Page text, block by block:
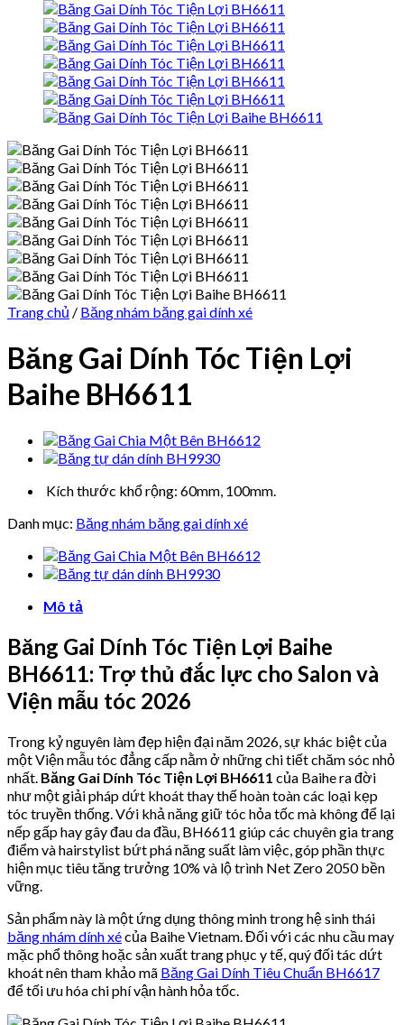
Trang chủ / Băng nhám băng gai dính xé
Băng Gai Dính Tóc Tiện Lợi
Baihe BH6611
Kích thước khổ rộng: 60mm, 100mm.
Danh mục: Băng nhám băng gai dính xé
Mô tả
Băng Gai Dính Tóc Tiện Lợi Baihe
BH6611: Trợ thủ đắc lực cho Salon và
Viện mẫu tóc 2026
Trong kỷ nguyên làm đẹp hiện đại năm 2026, sự khác biệt của
một Viện mẫu tóc đẳng cấp nằm ở những chi tiết chăm sóc nhỏ
nhất. Băng Gai Dính Tóc Tiện Lợi BH6611 của Baihe ra đời
như một giải pháp dứt khoát thay thế hoàn toàn các loại kẹp
tóc truyền thống. Với khả năng giữ tóc hỏa tốc mà không để lại
nếp gấp hay gây đau da đầu, BH6611 giúp các chuyên gia trang
điểm và hairstylist bứt phá năng suất làm việc, góp phần thực
hiện mục tiêu tăng trưởng 10% và lộ trình Net Zero 2050 bền
vững.
Sản phẩm này là một ứng dụng thông minh trong hệ sinh thái
băng nhám dính xécủa Baihe Vietnam. Đối với các nhu cầu may
mặc phổ thông hoặc sản xuất trang phục y tế, quý đối tác dứt
khoát nên tham khảo mã Băng Gai Dính Tiêu Chuẩn BH6617
để tối ưu hóa chi phí vận hành hỏa tốc.